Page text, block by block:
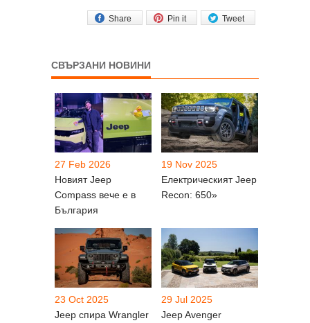
Tweet
Pin it
Share
СВЪРЗАНИ НОВИНИ
27 Feb 2026
Новият Jeep
Compass вече е в
България
19 Nov 2025
Електрическият Jeep
Recon: 650»
23 Oct 2025
Jeep спира Wrangler
29 Jul 2025
Jeep Avenger